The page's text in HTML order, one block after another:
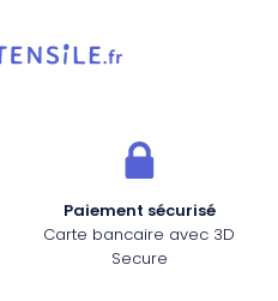
Paiement sécurisé
Carte bancaire avec 3D
Secure